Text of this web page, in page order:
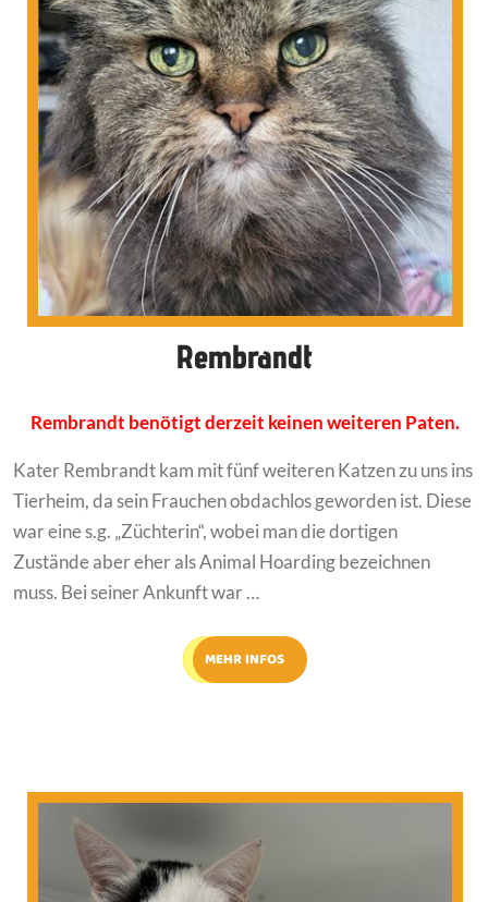
Rembrandt
Rembrandt benötigt derzeit keinen weiteren Paten.
Kater Rembrandt kam mit fünf weiteren Katzen zu uns ins
Tierheim, da sein Frauchen obdachlos geworden ist. Diese
war eine s.g. „Züchterin“, wobei man die dortigen
Zustände aber eher als Animal Hoarding bezeichnen
muss. Bei seiner Ankunft war …
MEHR INFOS